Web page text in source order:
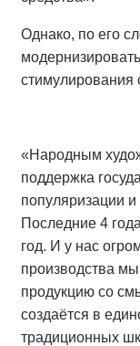
Однако, по его
стимулирования
«Народным
поддержка
популяризации
Последние 4
год. И у нас
производства
продукцию со
создаётся в
традиционных